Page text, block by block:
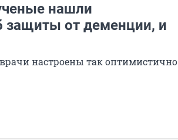
нашли
от деменции, и
настроены так оптимистично